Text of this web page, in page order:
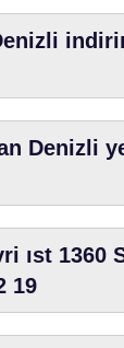
Denizli
ıst 1360
19